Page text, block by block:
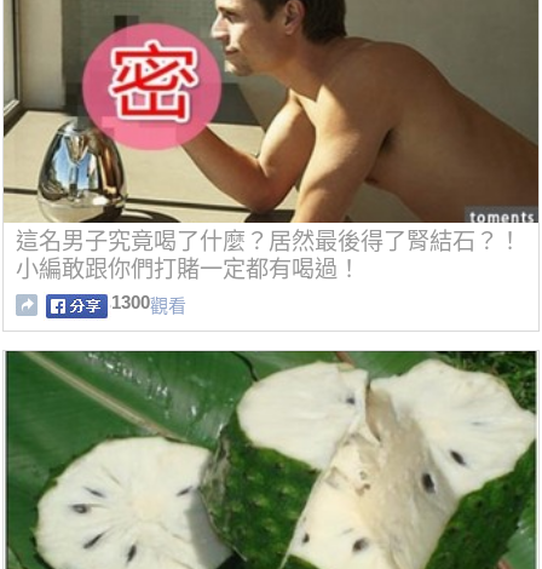
這名男子究竟喝了什麼？居然最後得了腎結石？！
小編敢跟你們打賭一定都有喝過！
1300觀看